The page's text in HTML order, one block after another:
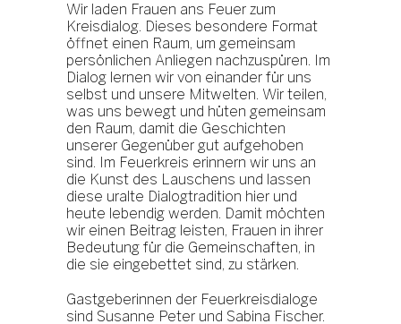
Wir laden Frauen ans Feuer zum
Kreisdialog. Dieses besondere Format
öffnet einen Raum, um gemeinsam
persönlichen Anliegen nachzuspüren. Im
Dialog lernen wir von einander für uns
selbst und unsere Mitwelten. Wir teilen,
was uns bewegt und hüten gemeinsam
den Raum, damit die Geschichten
unserer Gegenüber gut aufgehoben
sind. Im Feuerkreis erinnern wir uns an
die Kunst des Lauschens und lassen
diese uralte Dialogtradition hier und
heute lebendig werden. Damit möchten
wir einen Beitrag leisten, Frauen in ihrer
Bedeutung für die Gemeinschaften, in
die sie eingebettet sind, zu stärken.
Gastgeberinnen der Feuerkreisdialoge
sind Susanne Peter und Sabina Fischer.